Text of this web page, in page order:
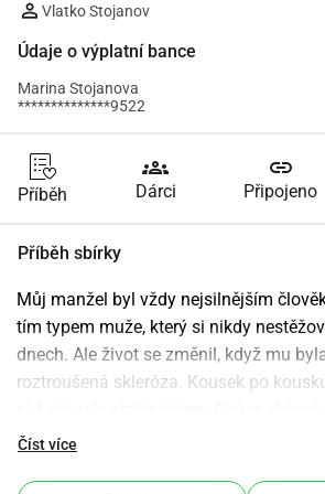
Vlatko Stojanov
Údaje o výplatní bance
Marina Stojanova
**************9522
Příběh
groups
Dárci
link
Připojeno
Příběh sbírky
Můj manžel byl vždy nejsilnějším
tím typem muže, který si nikdy
dnech. Ale život se změnil, když mu
roztroušená skleróza. Kousek po
jednoduché každodenní úkoly začaly
Číst více